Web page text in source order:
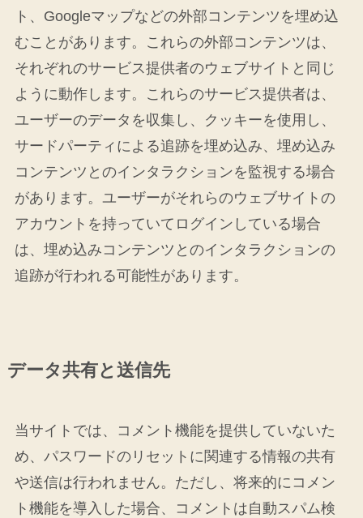
ト、Googleマップなどの外部コンテンツを埋め込
むことがあります。これらの外部コンテンツは、
それぞれのサービス提供者のウェブサイトと同じ
ように動作します。これらのサービス提供者は、
ユーザーのデータを収集し、クッキーを使用し、
サードパーティによる追跡を埋め込み、埋め込み
コンテンツとのインタラクションを監視する場合
があります。ユーザーがそれらのウェブサイトの
アカウントを持っていてログインしている場合
は、埋め込みコンテンツとのインタラクションの
追跡が行われる可能性があります。
データ共有と送信先
当サイトでは、コメント機能を提供していないた
め、パスワードのリセットに関連する情報の共有
や送信は行われません。ただし、将来的にコメン
ト機能を導入した場合、コメントは自動スパム検